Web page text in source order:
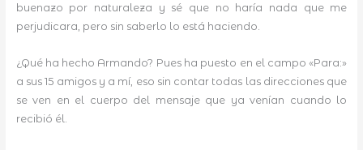
buenazo por naturaleza y sé que no haría nada que me
perjudicara, pero sin saberlo lo está haciendo.
¿Qué ha hecho Armando? Pues ha puesto en el campo «Para:»
a sus 15 amigos y a mí, eso sin contar todas las direcciones que
se ven en el cuerpo del mensaje que ya venían cuando lo
recibió él.